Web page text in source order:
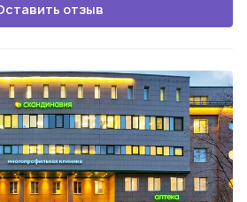
отзыв